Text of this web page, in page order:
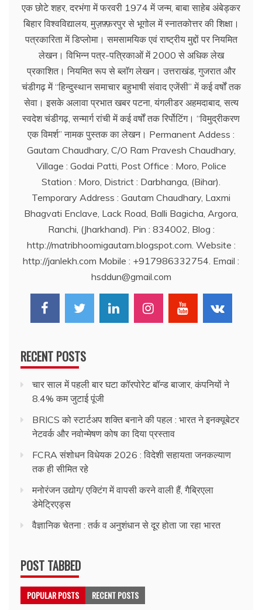
एक छोटे शहर, दरभंगा में फरवरी 1974 में जन्म, बाबा साहेब अंबेड्कर
बिहार विश्वविद्यालय, मुज़फ़्फ़रपुर से भूगोल में स्नातकोत्तर की शिक्षा।
पत्रकारिता में डिप्लोमा। समसामयिक एवं राष्ट्रीय मुद्दों पर नियमित
लेखन। विभिन्न पत्र-पत्रिकाओं में 2000 से अधिक लेख
प्रकाशित। नियमित रूप से ब्लाॅग लेखन। उत्तराखंड, गुजरात और
चंडीगढ़ में ‘‘हिन्दुस्थान समाचार बहुभाषी संवाद एजेंसी’’ में कई वर्षों तक
सेवा। इसके अलावा प्रभात खबर पटना, यंगलीडर अहमदाबाद, सत्य
स्वदेश चंडीगढ़, सन्मार्ग रांची में कई वर्षों तक रिर्पोटिंग। ‘‘विमुद्रीकरण
एक विमर्श’’ नामक पुस्तक का लेखन। Permanent Addess :
Gautam Chaudhary, C/O Ram Pravesh Chaudhary,
Village : Godai Patti, Post Office : Moro, Police
Station : Moro, District : Darbhanga, (Bihar).
Temporary Address : Gautam Chaudhary, Laxmi
Bhagvati Enclave, Lack Road, Balli Bagicha, Argora,
Ranchi, (Jharkhand). Pin : 834002, Blog :
http://matribhoomigautam.blogspot.com. Website :
http://janlekh.com Mobile : +917986332754. Email :
hsddun@gmail.com
RECENT POSTS
चार साल में पहली बार घटा कॉरपोरेट बॉन्ड बाजार, कंपनियों ने
8.4% कम जुटाई पूंजी
BRICS को स्टार्टअप शक्ति बनाने की पहल : भारत ने इनक्यूबेटर
नेटवर्क और नवोन्मेषण कोष का दिया प्रस्ताव
FCRA संशोधन विधेयक 2026 : विदेशी सहायता जनकल्याण
तक ही सीमित रहे
मनोरंजन उद्योग/ एक्टिंग में वापसी करने वाली हैं, गैब्रिएला
डेमेट्रिएड्स
वैज्ञानिक चेतना : तर्क व अनुशंधान से दूर होता जा रहा भारत
POST TABBED
POPULAR POSTS RECENT POSTS